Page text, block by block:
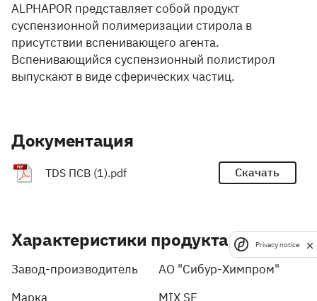
ALPHAPOR представляет собой продукт
суспензионной полимеризации стирола в
присутствии вспенивающего агента.
Вспенивающийся суспензионный полистирол
выпускают в виде сферических частиц.
Документация
TDS ПСВ (1).pdf Скачать
Характеристики продукта
Завод-производитель
АО "Сибур-Химпром"
Марка
MIX SE
Privacy notice